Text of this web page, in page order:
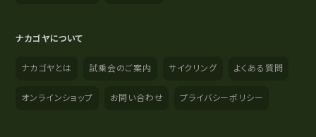
ナカゴヤについて
ナカゴヤとは 試乗会のご案内 サイクリング よくある質問
オンラインショップ お問い合わせ プライバシーポリシー